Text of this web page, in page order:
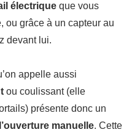
électrique que vous
ou grâce à un capteur au
devant lui.
appelle aussi
ou coulissant (elle
présente donc un
manuelle. Cette